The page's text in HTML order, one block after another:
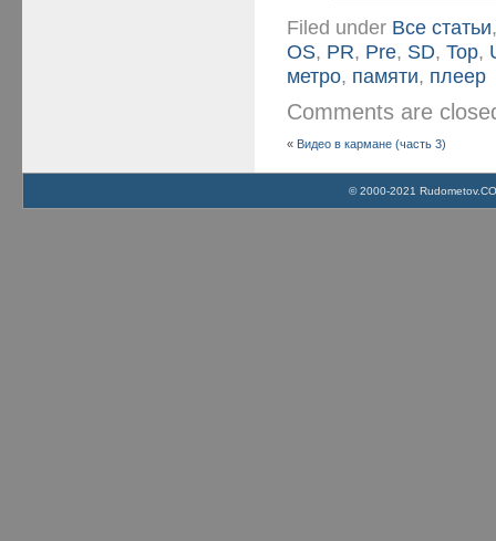
Filed under Все статьи
OS, PR, Pre, SD,Top,
метро, памяти, плеер
Comments are
« Видео в кармане (часть 3)
© 2000-2021